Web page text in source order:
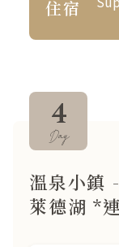
住宿
溫泉小鎮
萊德湖 *
4
Day